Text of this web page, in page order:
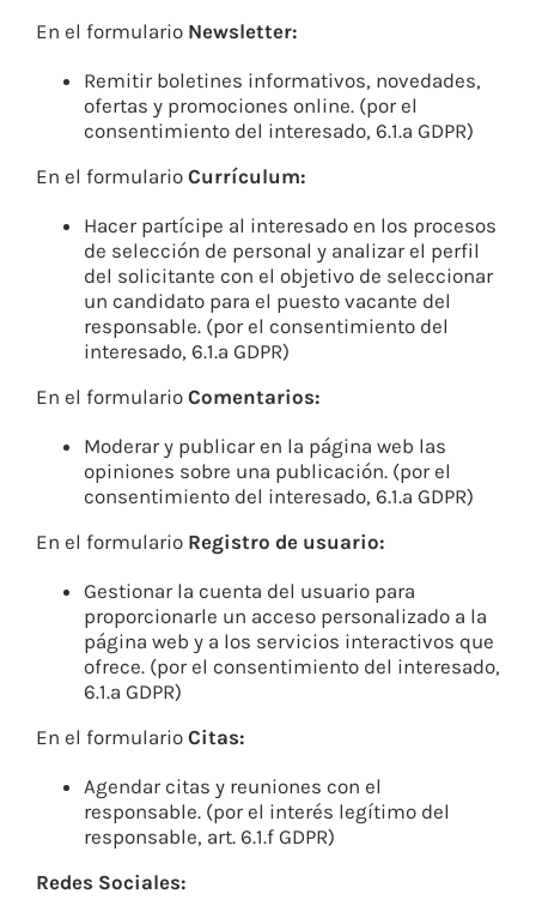
En el formulario Newsletter:
Remitir boletines informativos, novedades,
ofertas y promociones online. (por el
consentimiento del interesado, 6.1.a GDPR)
En el formulario Currículum:
Hacer partícipe al interesado en los procesos
de selección de personal y analizar el perfil
del solicitante con el objetivo de seleccionar
un candidato para el puesto vacante del
responsable. (por el consentimiento del
interesado, 6.1.a GDPR)
En el formulario Comentarios:
Moderar y publicar en la página web las
opiniones sobre una publicación. (por el
consentimiento del interesado, 6.1.a GDPR)
En el formulario Registro de usuario:
Gestionar la cuenta del usuario para
proporcionarle un acceso personalizado a la
página web y a los servicios interactivos que
ofrece. (por el consentimiento del interesado,
6.1.a GDPR)
En el formulario Citas:
Agendar citas y reuniones con el
responsable. (por el interés legítimo del
responsable, art. 6.1.f GDPR)
Redes Sociales: